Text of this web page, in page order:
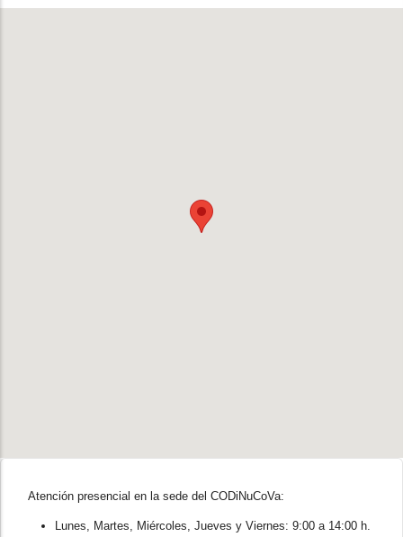
Atención presencial en la sede del CODiNuCoVa:
Lunes, Martes, Miércoles, Jueves y Viernes: 9:00 a 14:00 h.